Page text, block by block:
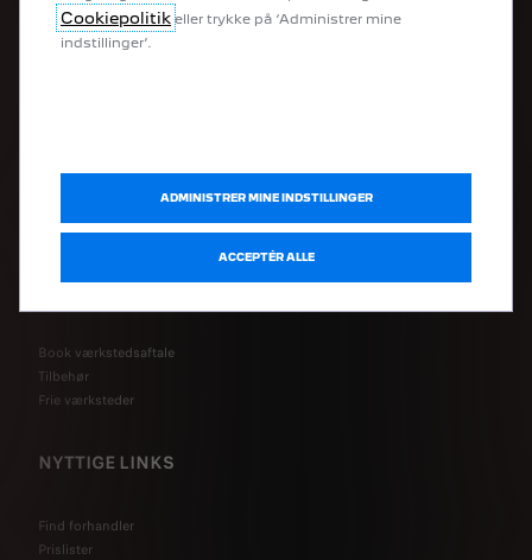
Kortopdatering
Peugeot Service Store
MyPeugeot®
SERVICE & TILBEHØR
Book værkstedsaftale
Tilbehør
Frie værksteder
NYTTIGE LINKS
Find forhandler
Prislister
Cookiepolitik eller trykke på ‘Administrer mine
indstillinger’.
ADMINISTRER MINE INDSTILLINGER
ACCEPTÉR ALLE